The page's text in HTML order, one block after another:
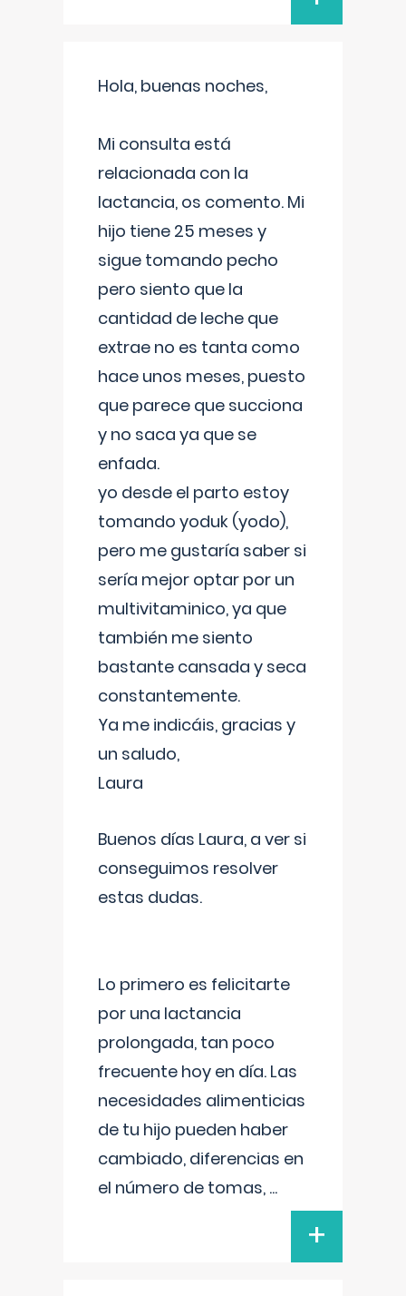
Hola, buenas noches,
Mi consulta está
relacionada con la
lactancia, os comento. Mi
hijo tiene 25 meses y
sigue tomando pecho
pero siento que la
cantidad de leche que
extrae no es tanta como
hace unos meses, puesto
que parece que succiona
y no saca ya que se
enfada.
yo desde el parto estoy
tomando yoduk (yodo),
pero me gustaría saber si
sería mejor optar por un
multivitaminico, ya que
también me siento
bastante cansada y seca
constantemente.
Ya me indicáis, gracias y
un saludo,
Laura
Buenos días Laura, a ver si
conseguimos resolver
estas dudas.
Lo primero es felicitarte
por una lactancia
prolongada, tan poco
frecuente hoy en día. Las
necesidades alimenticias
de tu hijo pueden haber
cambiado, diferencias en
el número de tomas, ...
+